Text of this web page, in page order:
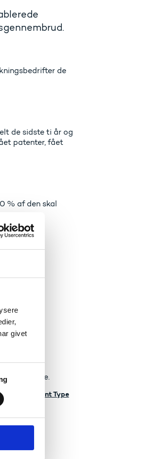
givet
de
de sidste ti år og
patenter, fået
% af den skal
hjemmeside.
- Vælg Grant Type